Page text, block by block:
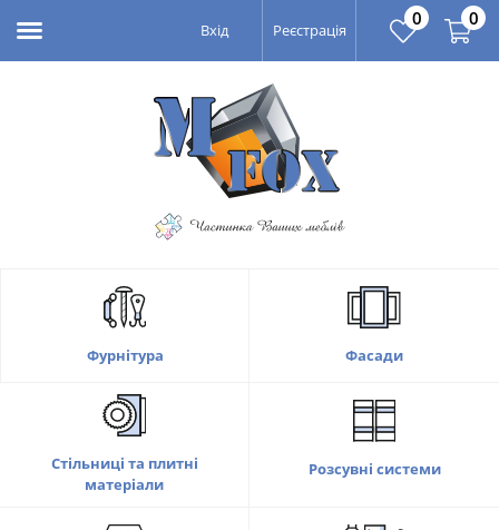
Вхід Реєстрація
0 0
Фурнітура Фасади
Стільниці та плитні
матеріали
Розсувні системи